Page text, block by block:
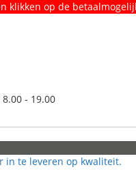
klikken op de
- 19.00
in te leveren op kwaliteit.